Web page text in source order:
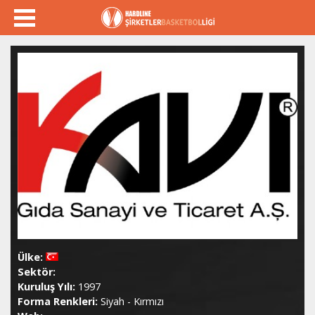
Ülke:
Sektör:
Kuruluş Yılı: 1997
Forma Renkleri: Siyah - Kırmızı